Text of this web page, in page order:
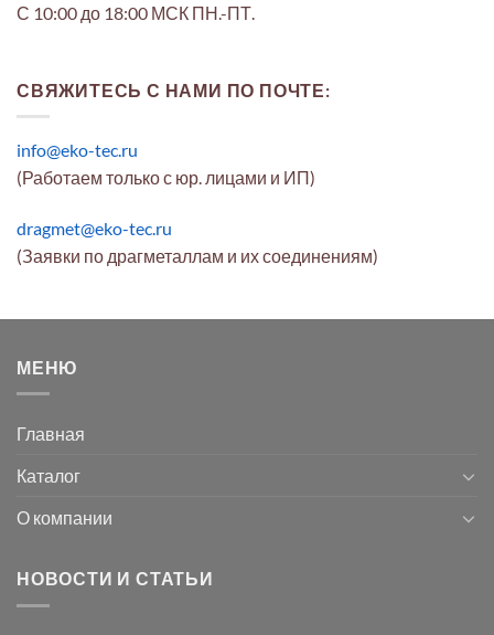
С 10:00 до 18:00 МСК ПН.-ПТ.
СВЯЖИТЕСЬ С НАМИ ПО ПОЧТЕ:
info@eko-tec.ru
(Работаем только с юр. лицами и ИП)
dragmet@eko-tec.ru
(Заявки по драгметаллам и их соединениям)
МЕНЮ
Главная
Каталог
О компании
НОВОСТИ И СТАТЬИ